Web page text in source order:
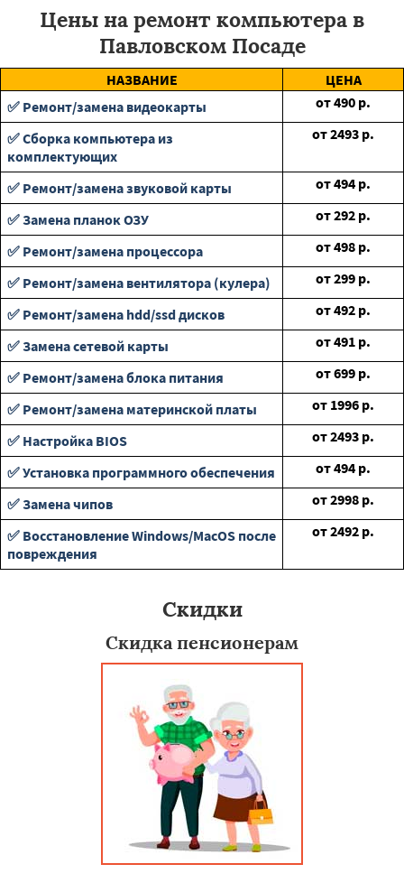
Цены на ремонт компьютера в
Павловском Посаде
НАЗВАНИЕ
ЦЕНА
✅ Ремонт/замена видеокарты
от490 р.
✅ Сборка компьютера из
комплектующих
от2493 р.
✅ Ремонт/замена звуковой карты от494 р.
✅ Замена планок ОЗУ
от292 р.
✅ Ремонт/замена процессора
от498 р.
✅ Ремонт/замена вентилятора (кулера)
от299 р.
✅ Ремонт/замена hdd/ssd дисков
от492 р.
✅ Замена сетевой карты
от491 р.
✅ Ремонт/замена блока питания
от699 р.
✅ Ремонт/замена материнской платы
от 1996 р.
✅ Настройка BIOS
от2493 р.
✅ Установка программного обеспечения
от494 р.
✅ Замена чипов
от2998 р.
✅ Восстановление Windows/MacOS после
повреждения
от2492 р.
Скидки
Скидка пенсионерам